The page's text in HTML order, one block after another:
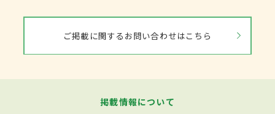
ご掲載に関するお問い合わせはこちら
掲載情報について